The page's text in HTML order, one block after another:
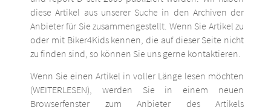
diese Artikel aus unserer Suche in den Archiven der
Anbieter für Sie zusammengestellt. Wenn Sie Artikel zu
oder mit Biker4Kids kennen, die auf dieser Seite nicht
zu finden sind, so können Sie uns gerne kontaktieren.
Wenn Sie einen Artikel in voller Länge lesen möchten
(WEITERLESEN), werden Sie in einem neuen
Browserfenster zum Anbieter des Artikels